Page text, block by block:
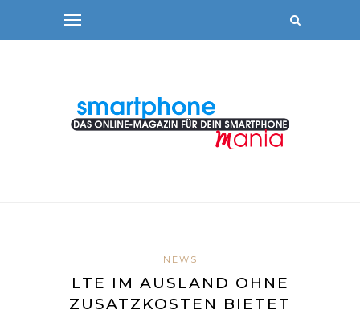
NEWS
LTE IM AUSLAND OHNE
ZUSATZKOSTEN BIETET